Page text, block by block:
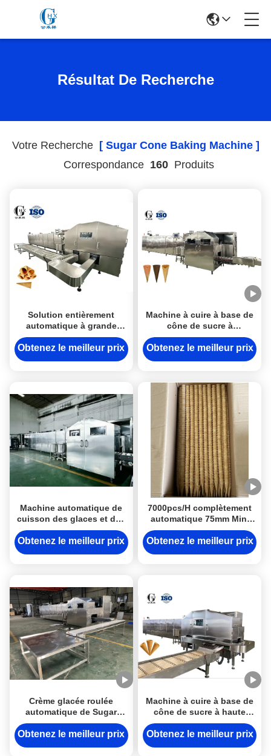
Résultat De Recherche
Votre Recherche[ Sugar Cone Baking Machine ]
Correspondance 160Produits
Solution entièrement
automatique à grande
vitesse pour les mini
cônes de sucre remplis de
chocolat, machine à cuire
Obtenez le meilleur prix
Machine à cuire à base de
cône de sucre à
conception multiple
entièrement automatique
Obtenez le meilleur prix
Machine automatique de
cuisson des glaces et des
cônes de sucre pour une
production continue en
Obtenez le meilleur prix
7000pcs/H complètement
automatique 75mm Mini
Sugar Cone Baking
Machine Multifunctional
Obtenez le meilleur prix
Crème glacée roulée
automatique de Sugar
Cone Baking Machine For
6000pcs/h
Obtenez le meilleur prix
Machine à cuire à base de
cône de sucre à haute
capacité de production
avec système de
Obtenez le meilleur prix